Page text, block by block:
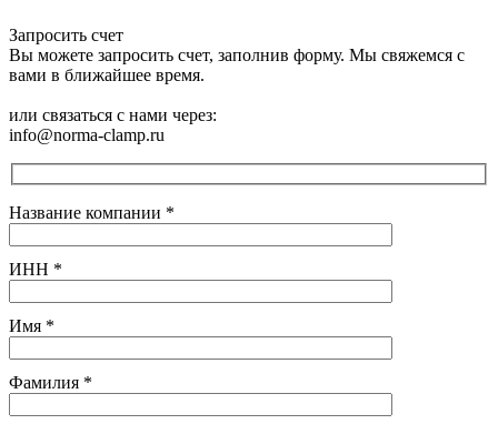
Запросить счет
Вы можете запросить счет, заполнив форму. Мы свяжемся с
вами в ближайшее время.
или связаться с нами через:
info@norma-clamp.ru
Название компании *
ИНН *
Имя *
Фамилия *